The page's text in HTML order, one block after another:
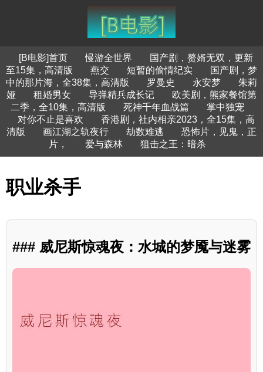
[B电影]首页 慢游全世界
国产剧，赘婿无双，更新
至15集，高清版
燕交 短暂的偷情纪实
国产剧，梦
中的那片海，全38集，高清版
罗曼史 永安梦
朱莉
娅
租婚男女 导弹精兵成长记
欧美剧，熊家餐馆第
二季，全10集，高清版
死神千年血战篇
掌中独宠
对你不止是喜欢
香港剧，社内相亲2023，全15集，高
清版
画江湖之轨夜行 劫数难逃
恐怖片，见鬼，正
片，
爱与森林 狙击之王：暗杀
职业杀手
### 威尼斯惊魂夜：水城的梦魇与迷雾